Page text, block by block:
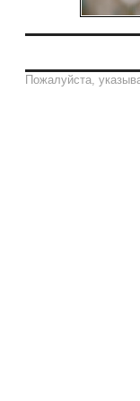
Пожалуйста,